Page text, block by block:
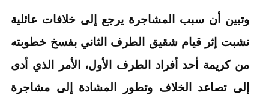
وتبين أن سبب المشاجرة يرجع إلى خلافات عائلية
نشبت إثر قيام شقيق الطرف الثاني بفسخ خطوبته
من كريمة أحد أفراد الطرف الأول، الأمر الذي أدى
إلى تصاعد الخلاف وتطور المشادة إلى مشاجرة